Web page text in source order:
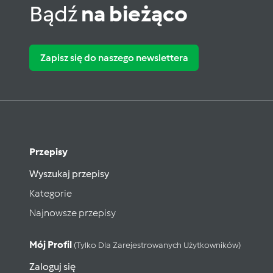
Bądźna bieżąco
Zapisz się do naszego newslettera
Przepisy
Wyszukaj przepisy
Kategorie
Najnowsze przepisy
Mój Profil (tylko Dla Zarejestrowanych Użytkowników)
Zaloguj się